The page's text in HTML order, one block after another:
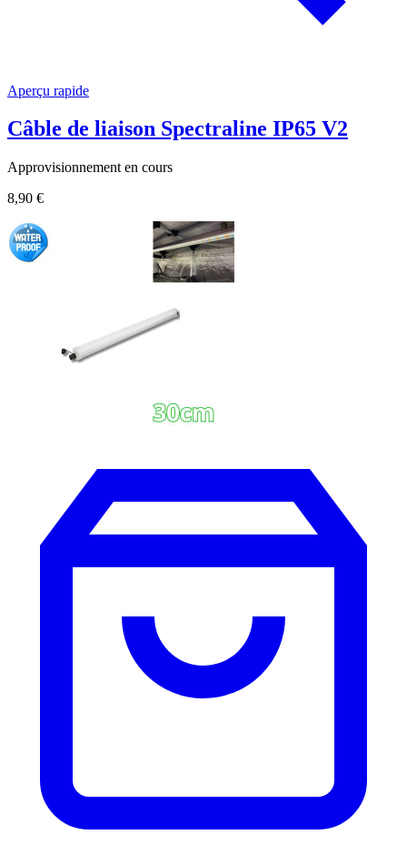
Aperçu rapide
Câble de liaison Spectraline IP65 V2
Approvisionnement en cours
8,90 €